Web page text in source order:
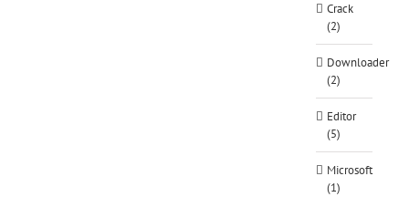
Crack
(2)
Downloader
(2)
Editor
(5)
Microsoft
(1)